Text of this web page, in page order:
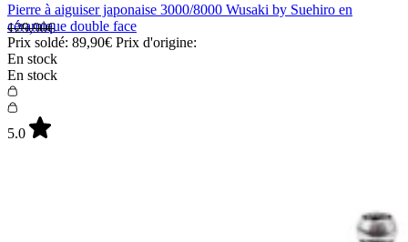
Pierre à aiguiser japonaise 3000/8000 Wusaki by Suehiro en
céramique double face
Prix soldé: 89,90€ Prix d'origine:
129,90€
En stock
En stock
5.0